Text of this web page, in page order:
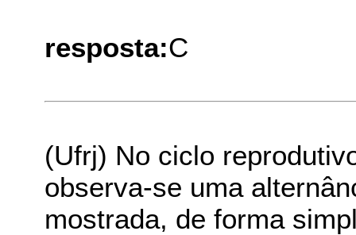
resposta:C
(Ufrj) No ciclo
observa-se uma
mostrada, de forma